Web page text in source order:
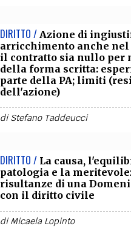
DIRITTO / Azione di
arricchimento anche nel
il contratto sia nullo per
della forma scritta:
parte della PA; limiti
dell'azione)
diStefano Taddeucci
DIRITTO / La causa,
patologia e la
risultanze di una
con il diritto civile
diMicaela Lopinto